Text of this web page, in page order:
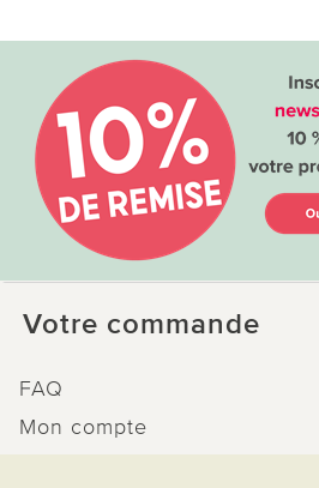
Votre commande
FAQ
Mon compte